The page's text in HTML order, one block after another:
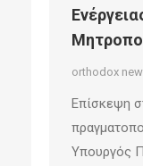
orthodox
Επίσκεψη
Υπουργός